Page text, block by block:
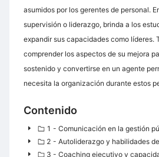
asumidos por los gerentes de personal.
supervisión o liderazgo, brinda a los
expandir sus capacidades como líderes.
comprender los aspectos de su mejora
sostenido y convertirse en un agente
necesita la organización durante estos
Contenido
1 - Comunicación en la gestión
2 - Autoliderazgo y habilidades
3 - Coaching ejecutivo y